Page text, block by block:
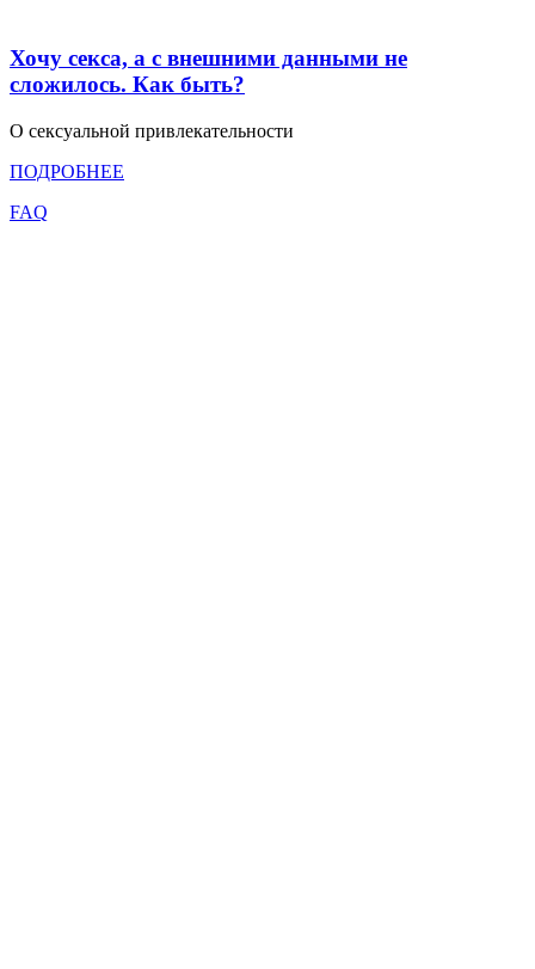
Хочу секса, а с внешними данными не
сложилось. Как быть?
О сексуальной привлекательности
ПОДРОБНЕЕ
FAQ